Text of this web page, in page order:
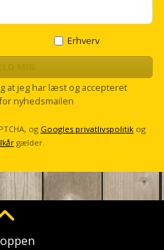
Erhverv
at jeg har læst og accepteret
nyhedsmailen
og Googles privatlivspolitik og
gælder.